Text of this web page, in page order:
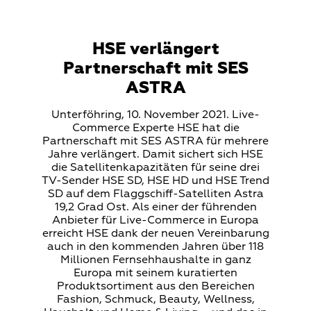
HSE verlängert
Partnerschaft mit SES
ASTRA
Teaser
Unterföhring, 10. November 2021. Live-
Commerce Experte HSE hat die
Partnerschaft mit SES ASTRA für mehrere
Jahre verlängert. Damit sichert sich HSE
die Satellitenkapazitäten für seine drei
TV-Sender HSE SD, HSE HD und HSE Trend
SD auf dem Flaggschiff-Satelliten Astra
19,2 Grad Ost. Als einer der führenden
Anbieter für Live-Commerce in Europa
erreicht HSE dank der neuen Vereinbarung
auch in den kommenden Jahren über 118
Millionen Fernsehhaushalte in ganz
Europa mit seinem kuratierten
Produktsortiment aus den Bereichen
Fashion, Schmuck, Beauty, Wellness,